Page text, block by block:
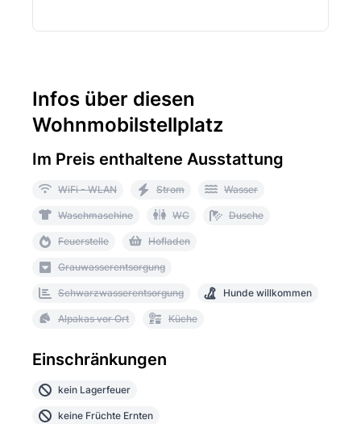
Infos über diesen
Wohnmobilstellplatz
Im Preis enthaltene Ausstattung
WiFi - WLAN Strom Wasser
Waschmaschine WC Dusche
Feuerstelle Hofladen
Grauwasserentsorgung
Schwarzwasserentsorgung Hunde willkommen
Alpakas vor Ort Küche
Einschränkungen
kein Lagerfeuer
keine Früchte Ernten